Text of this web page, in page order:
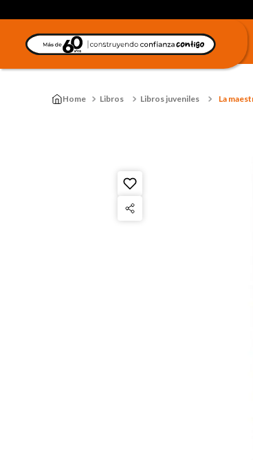
Libros Libros juveniles La